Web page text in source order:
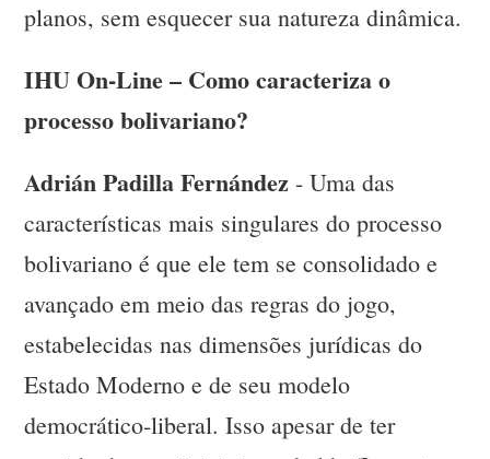
planos, sem esquecer sua natureza dinâmica.
IHU On-Line – Como caracteriza o
processo bolivariano?
Adrián Padilla Fernández - Uma das
características mais singulares do processo
bolivariano é que ele tem se consolidado e
avançado em meio das regras do jogo,
estabelecidas nas dimensões jurídicas do
Estado Moderno e de seu modelo
democrático-liberal. Isso apesar de ter